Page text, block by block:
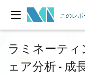
このレ
ラミネーティ
ェア分析 - 成